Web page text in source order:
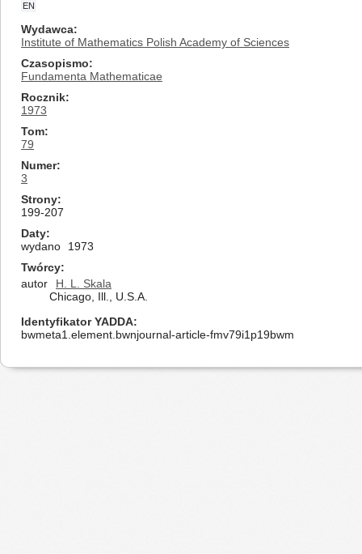
EN
Wydawca
Institute of Mathematics Polish Academy of Sciences
Czasopismo
Fundamenta Mathematicae
Rocznik
1973
Tom
79
Numer
3
Strony
199-207
Daty
wydano
1973
Twórcy
autor
H. L. Skala
Chicago, Ill., U.S.A.
Identyfikator YADDA
bwmeta1.element.bwnjournal-article-fmv79i1p19bwm